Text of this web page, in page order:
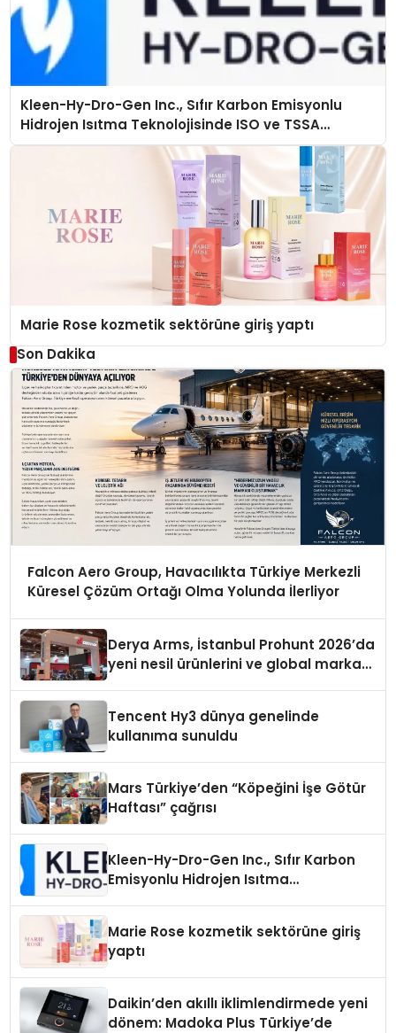
Kleen-Hy-Dro-Gen Inc., Sıfır Karbon Emisyonlu
Hidrojen Isıtma Teknolojisinde ISO ve TSSA
Düzenleyici Onaylarını Aldı
Marie Rose kozmetik sektörüne giriş yaptı
Son Dakika
Falcon Aero Group, Havacılıkta Türkiye Merkezli
Küresel Çözüm Ortağı Olma Yolunda İlerliyor
Derya Arms, İstanbul Prohunt 2026’da
yeni nesil ürünlerini ve global marka
Tencent Hy3 dünya genelinde
kullanıma sunuldu
Mars Türkiye’den “Köpeğini İşe Götür
Haftası” çağrısı
Kleen-Hy-Dro-Gen Inc., Sıfır Karbon
Emisyonlu Hidrojen Isıtma
Marie Rose kozmetik sektörüne giriş
yaptı
Daikin’den akıllı iklimlendirmede yeni
dönem: Madoka Plus Türkiye’de